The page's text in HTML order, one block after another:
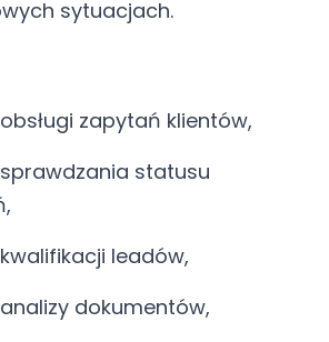
sytuacjach.
zapytań klientów,
statusu
leadów,
dokumentów,